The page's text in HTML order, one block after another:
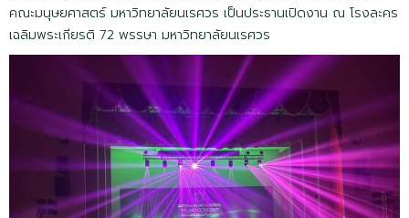
คณะมนุษยศาสตร์ มหาวิทยาลัยนเรศวร เป็นประธานเปิดงาน ณ โรงละคร
เฉลิมพระเกียรติ 72 พรรษา มหาวิทยาลัยนเรศวร